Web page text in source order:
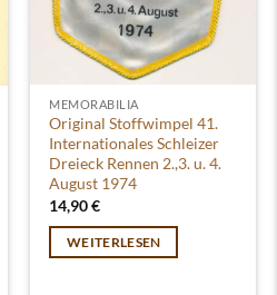
MEMORABILIA
Original Stoffwimpel 41.
Internationales Schleizer
Dreieck Rennen 2.,3. u. 4.
August 1974
14,90€
WEITERLESEN